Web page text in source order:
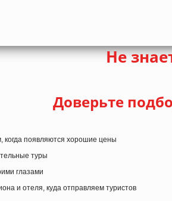
Не
Доверьте
когда появляются хорошие цены
туры
глазами
и отеля, куда отправляем туристов